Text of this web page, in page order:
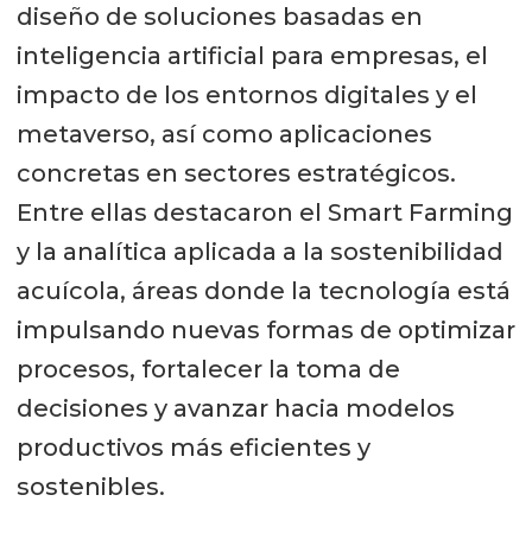
diseño de soluciones basadas en
inteligencia artificial para empresas, el
impacto de los entornos digitales y el
metaverso, así como aplicaciones
concretas en sectores estratégicos.
Entre ellas destacaron el Smart Farming
y la analítica aplicada a la sostenibilidad
acuícola, áreas donde la tecnología está
impulsando nuevas formas de optimizar
procesos, fortalecer la toma de
decisiones y avanzar hacia modelos
productivos más eficientes y
sostenibles.